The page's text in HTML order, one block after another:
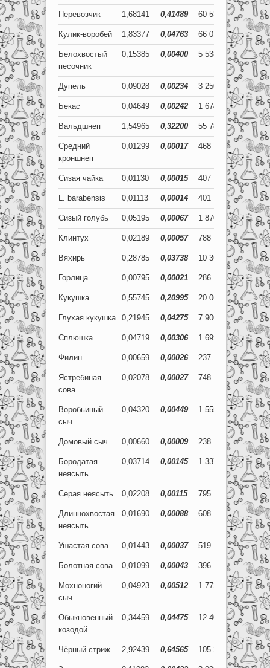
Перевозчик 1,68141 0,41489 60 531 14 936
Кулик-воробей 1,83377 0,04763 66 016 1 715
Белохвостый
песочник
0,15385 0,00400 5 538 144
Дупель 0,09028 0,00234 3 250 84
Бекас 0,04649 0,00242 1 674 87
Вальдшнеп 1,54965 0,32200 55 787 11 592
Средний
кроншнеп
0,01299 0,00017 468 6
Сизая чайка 0,01130 0,00015 407 5
L. barabensis 0,01113 0,00014 401 5
Сизый голубь 0,05195 0,00067 1 870 24
Клинтух 0,02189 0,00057 788 20
Вяхирь 0,28785 0,03738 10 363 1 346
Горлица 0,00795 0,00021 286 7
Кукушка 0,55745 0,20995 20 068 7 558
Глухая кукушка 0,21945 0,04275 7 900 1 539
Сплюшка 0,04719 0,00306 1 699 110
Филин 0,00659 0,00026 237 9
Ястребиная
сова
0,02078 0,00027 748 10
Воробьиный
сыч
0,04320 0,00449 1 555 162
Домовый сыч 0,00660 0,00009 238 3
Бородатая
неясыть
0,03714 0,00145 1 337 52
Серая неясыть 0,02208 0,00115 795 41
Длиннохвостая
неясыть
0,01690 0,00088 608 32
Ушастая сова 0,01443 0,00037 519 13
Болотная сова 0,01099 0,00043 396 15
Мохноногий
сыч
0,04923 0,00512 1 772 184
Обыкновенный
козодой
0,34459 0,04475 12 405 1 611
Чёрный стриж 2,92439 0,64565 105 278 23 243